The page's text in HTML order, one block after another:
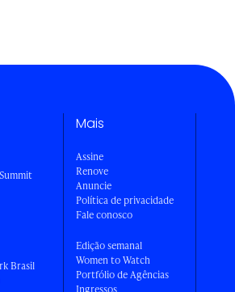
Brasil
Mais
Assine
Renove
Anuncie
Política de privacidade
Fale conosco
Edição semanal
Women to Watch
Portfólio de Agências
Ingressos